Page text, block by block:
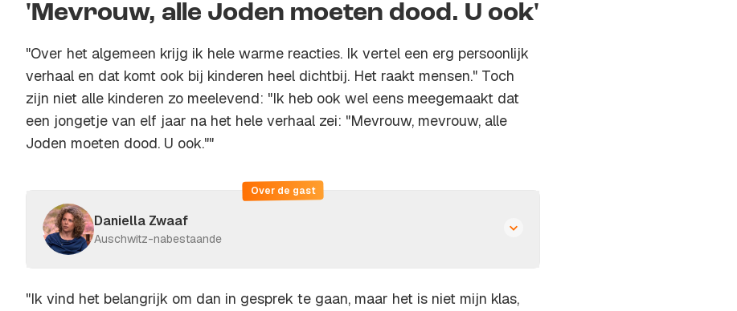
'Mevrouw, alle Joden moeten dood. U ook'
"Over het algemeen krijg ik hele warme reacties. Ik vertel een erg persoonlijk
verhaal en dat komt ook bij kinderen heel dichtbij. Het raakt mensen." Toch
zijn niet alle kinderen zo meelevend: "Ik heb ook wel eens meegemaakt dat
een jongetje van elf jaar na het hele verhaal zei: "Mevrouw, mevrouw, alle
Joden moeten dood. U ook.""
Over de gast
Daniella Zwaaf
Auschwitz-nabestaande
"Ik vind het belangrijk om dan in gesprek te gaan, maar het is niet mijn klas,